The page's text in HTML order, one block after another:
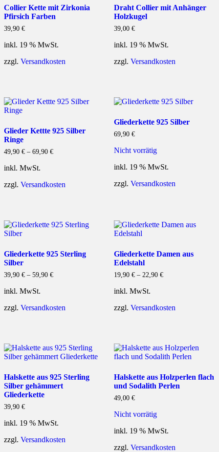
Collier Kette mit Zirkonia
Pfirsich Farben
39,90 €
inkl. 19 % MwSt.
zzgl. Versandkosten
Draht Collier mit Anhänger
Holzkugel
39,00 €
inkl. 19 % MwSt.
zzgl. Versandkosten
Glieder Kettte 925 Silber
Ringe
49,90 € – 69,90 €
inkl. MwSt.
zzgl. Versandkosten
Gliederkette 925 Silber
69,90 €
Nicht vorrätig
inkl. 19 % MwSt.
zzgl. Versandkosten
Gliederkette 925 Sterling
Silber
39,90 € – 59,90 €
inkl. MwSt.
zzgl. Versandkosten
Gliederkette Damen aus
Edelstahl
19,90 €– 22,90 €
inkl. MwSt.
zzgl. Versandkosten
Halskette aus 925 Sterling
Silber gehämmert
Gliederkette
39,90 €
inkl. 19 % MwSt.
zzgl. Versandkosten
Halskette aus Holzperlen flach
und Sodalith Perlen
49,00 €
Nicht vorrätig
inkl. 19 % MwSt.
zzgl. Versandkosten